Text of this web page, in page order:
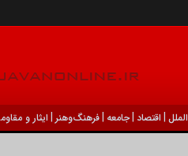
| اقتصاد |جامعه |فرهنگ‌و‌هنر | ایثار و